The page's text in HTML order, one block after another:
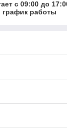
с 09:00 до
график работы